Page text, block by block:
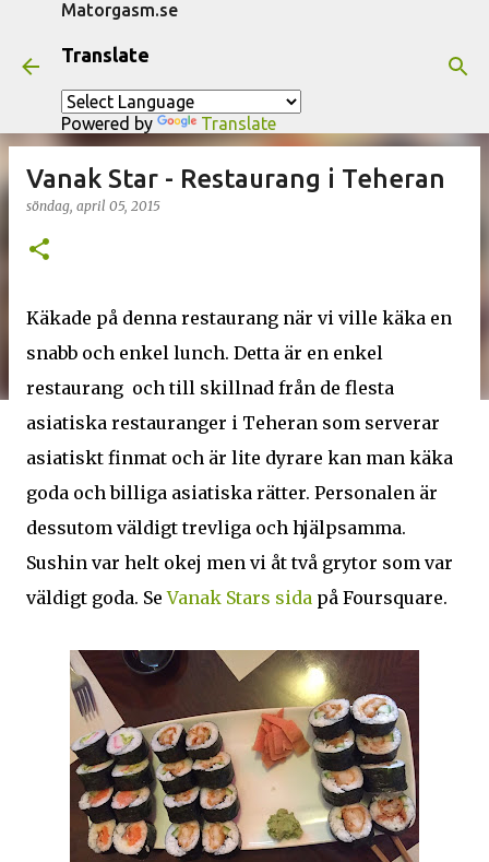
Matorgasm.se
Translate
Powered by Translate
Vanak Star - Restaurang i Teheran
söndag, april 05, 2015
Käkade på denna restaurang när vi ville käka en
snabb och enkel lunch. Detta är en enkel
restaurang och till skillnad från de flesta
asiatiska restauranger i Teheran som serverar
asiatiskt finmat och är lite dyrare kan man käka
goda och billiga asiatiska rätter. Personalen är
dessutom väldigt trevliga och hjälpsamma.
Sushin var helt okej men vi åt två grytor som var
väldigt goda. SeVanak Stars sida på Foursquare.